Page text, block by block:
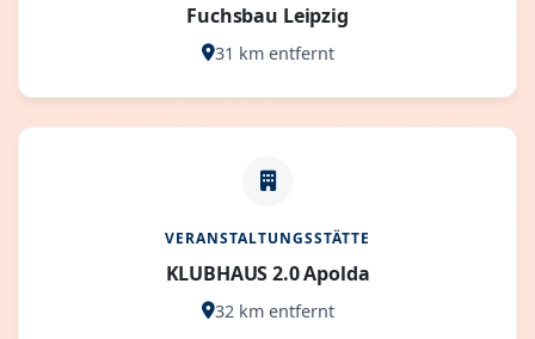
Fuchsbau Leipzig
31 km entfernt
VERANSTALTUNGSSTÄTTE
KLUBHAUS 2.0 Apolda
32 km entfernt